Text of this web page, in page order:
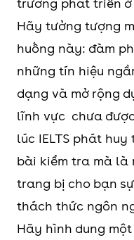
trường phát triển ở
Hãy tưởng tượng
huống này: đàm
những tín hiệu
dạng và mở rộng
lĩnh vực chưa
lúc IELTS phát
bài kiểm tra mà là
trang bị cho bạn
thách thức ngôn
Hãy hình dung